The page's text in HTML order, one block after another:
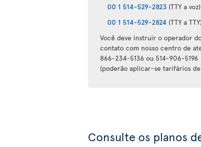
00 1 514-529-2823 (TTY a voz)
00 1 514-529-2824 (TTY a TTY)
Você deve instruir o operador
contato com nosso centro de
866-234-5136 ou 514-906-5196
(poderão aplicar-se tarifários
Consulte os planos